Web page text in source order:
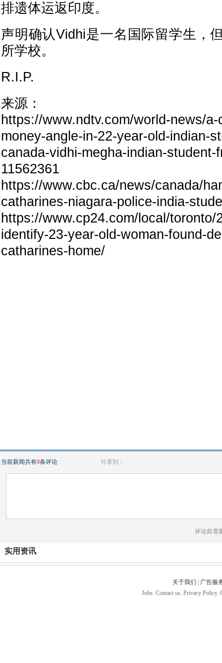
排遗体运返印度。
声明确认Vidhi是一名国际留学生，
所学校。
R.I.P.
来源：
https://www.ndtv.com/world-news/
money-angle-in-22-year-old-indian-
canada-vidhi-megha-indian-student-
11562361
https://www.cbc.ca/news/canada/
catharines-niagara-police-india-
https://www.cp24.com/local/toronto/
identify-23-year-old-woman-found-
catharines-home/
当前新闻共有0条评论 分享到：
评论前需
实用资讯
关于我们
广告服
Jobs. Contact us. Privacy